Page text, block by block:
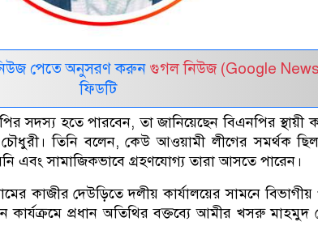
পেতে অনুসরণ করুন গুগল নিউজ (Google
ফিডটি
সদস্য হতে পারবেন, তা জানিয়েছেন বিএনপির স্থায়ী
তিনি বলেন, কেউ আওয়ামী লীগের সমর্থক
এবং সামাজিকভাবে গ্রহণযোগ্য তারা আসতে পারেন।
কাজীর দেউড়িতে দলীয় কার্যালয়ের সামনে বিভাগীয়
প্রধান অতিথির বক্তব্যে আমীর খসরু মাহমুদ